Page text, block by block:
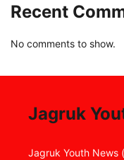
Recent
No comments to show.
Jagruk
Jagruk Youth News (